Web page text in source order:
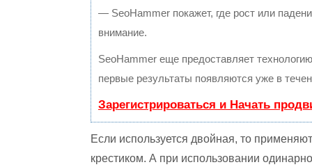
— SeoHammer покажет, где рост или
внимание.
SeoHammer еще предоставляет
первые результаты появляются уже в
Зарегистрироваться и Начать
Если используется двойная, то
крестиком. А при использовании